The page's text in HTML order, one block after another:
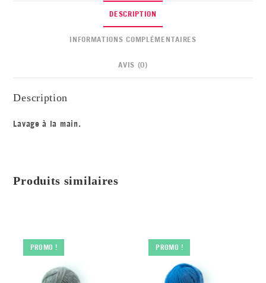
DESCRIPTION
INFORMATIONS COMPLÉMENTAIRES
AVIS (0)
Description
Lavage à la main.
Produits similaires
PROMO ! PROMO !